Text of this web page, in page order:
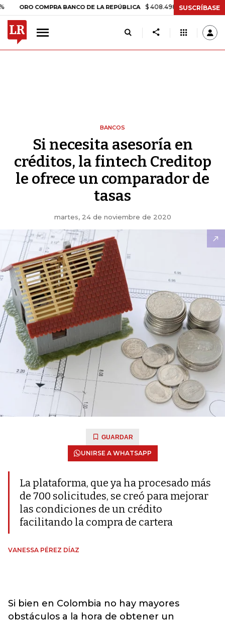
COMPRA BANCO DE LA REPÚBLICA $ 408.498,97 +$ 8.753,81
SUSCRÍBASE
BANCOS
Si necesita asesoría en
créditos, la fintech Creditop
le ofrece un comparador de
tasas
martes, 24 de noviembre de 2020
GUARDAR
UNIRSE A WHATSAPP
La plataforma, que ya ha procesado más
de 700 solicitudes, se creó para mejorar
las condiciones de un crédito
facilitando la compra de cartera
VANESSA PÉREZ DÍAZ
Si bien en Colombia no hay mayores
obstáculos a la hora de obtener un